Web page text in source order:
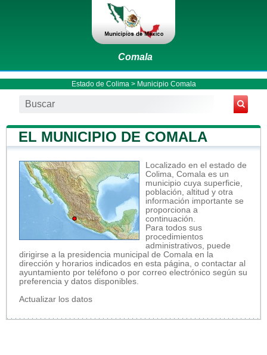
Comala
Estado de Colima > Municipio Comala
EL MUNICIPIO DE COMALA
Localizado en el estado de
Colima, Comala es un
municipio cuya superficie,
población, altitud y otra
información importante se
proporciona a
continuación.
Para todos sus
procedimientos
administrativos, puede
dirigirse a la presidencia municipal de Comala en la
dirección y horarios indicados en esta página, o contactar al
ayuntamiento por teléfono o por correo electrónico según su
preferencia y datos disponibles.
Actualizar los datos